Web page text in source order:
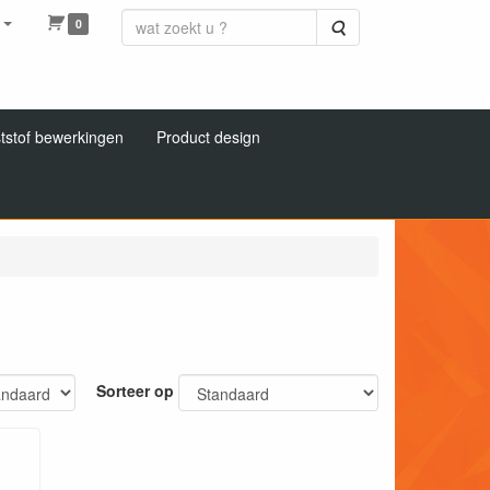
0 Zoeken
bewerkingen Product design
Sorteer op